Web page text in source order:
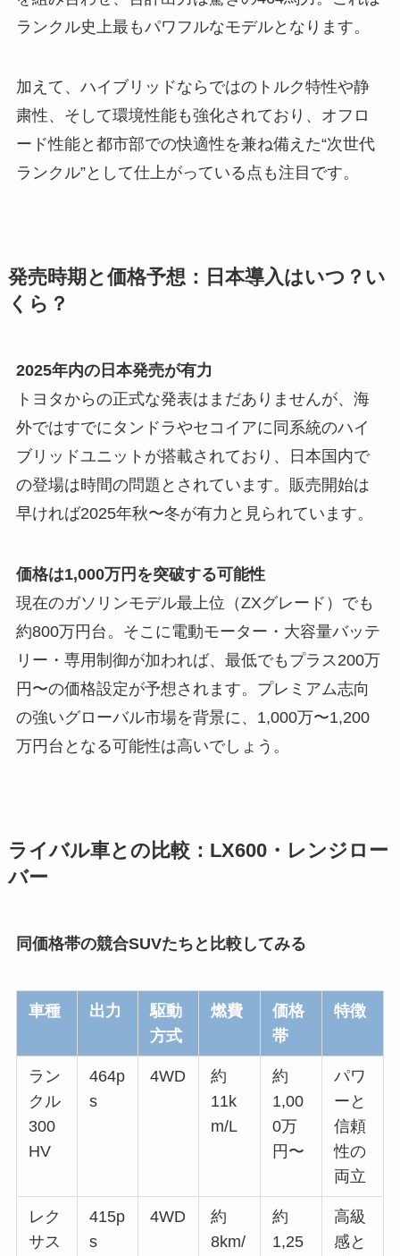
ランクル史上最もパワフルなモデルとなります。
加えて、ハイブリッドならではのトルク特性や静
粛性、そして環境性能も強化されており、オフロ
ード性能と都市部での快適性を兼ね備えた“次世代
ランクル”として仕上がっている点も注目です。
発売時期と価格予想：日本導入はいつ？い
くら？
2025年内の日本発売が有力
トヨタからの正式な発表はまだありませんが、海
外ではすでにタンドラやセコイアに同系統のハイ
ブリッドユニットが搭載されており、日本国内で
の登場は時間の問題とされています。販売開始は
早ければ2025年秋〜冬が有力と見られています。
価格は1,000万円を突破する可能性
現在のガソリンモデル最上位（ZXグレード）でも
約800万円台。そこに電動モーター・大容量バッテ
リー・専用制御が加われば、最低でもプラス200万
円〜の価格設定が予想されます。プレミアム志向
の強いグローバル市場を背景に、1,000万〜1,200
万円台となる可能性は高いでしょう。
ライバル車との比較：LX600・レンジロー
バー
同価格帯の競合SUVたちと比較してみる
車種 出力
駆動
方式
燃費
価格
帯
特徴
ラン
クル
300
HV
464p
s
4WD
約
11k
m/L
約
1,00
0万
円〜
パワ
ーと
信頼
性の
両立
レク
サス
415p
s
4WD
約
8km/
約
1,25
高級
感と